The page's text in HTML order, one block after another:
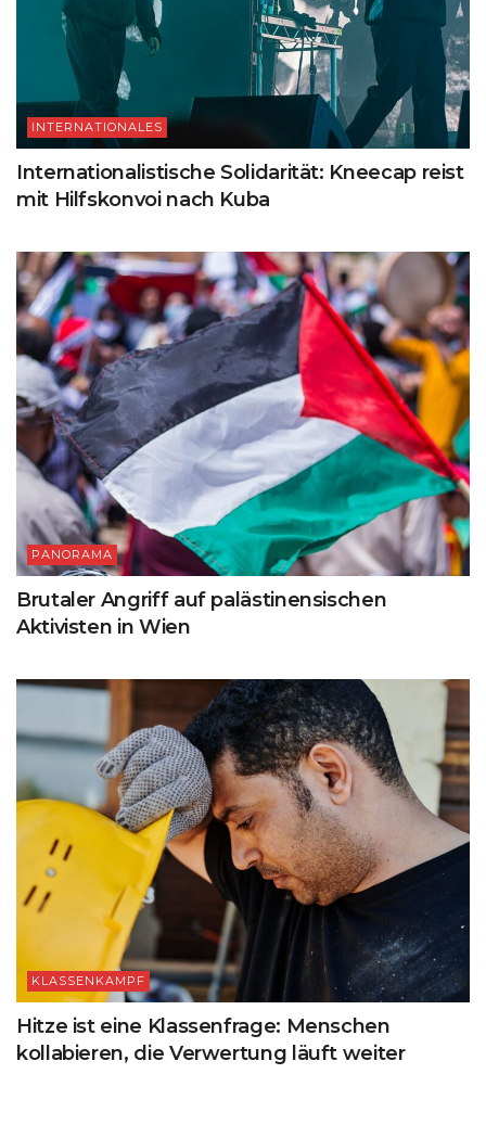
INTERNATIONALES
Internationalistische Solidarität: Kneecap reist
mit Hilfskonvoi nach Kuba
PANORAMA
Brutaler Angriff auf palästinensischen
Aktivisten in Wien
KLASSENKAMPF
Hitze ist eine Klassenfrage: Menschen
kollabieren, die Verwertung läuft weiter